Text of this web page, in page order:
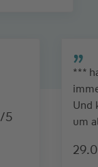
/5
***
Und
um